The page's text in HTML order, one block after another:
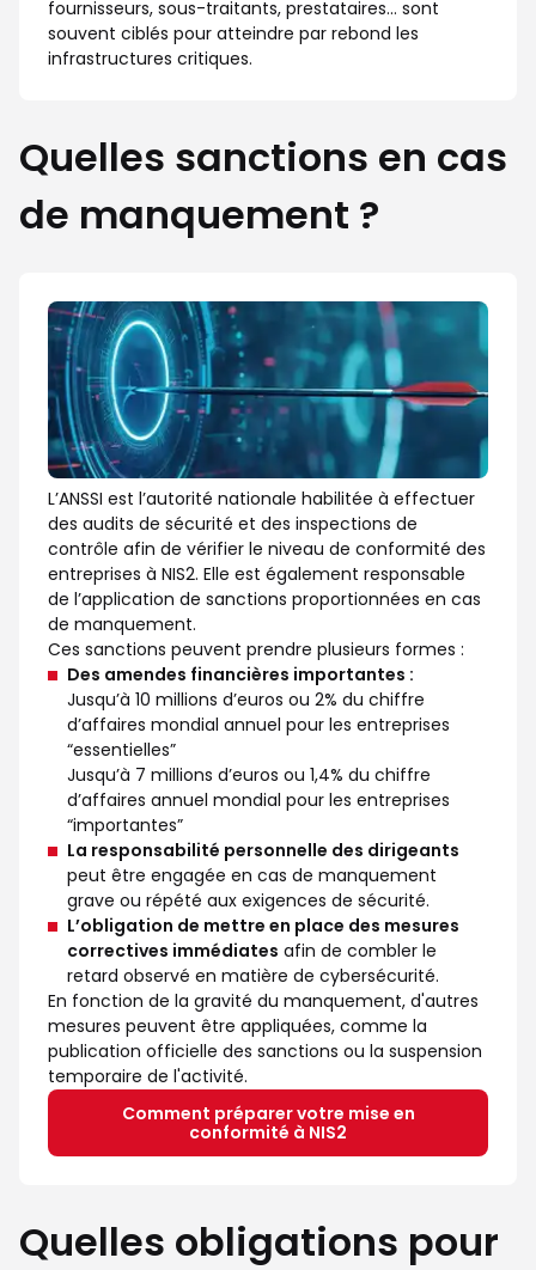
fournisseurs, sous-traitants, prestataires… sont
souvent ciblés pour atteindre par rebond les
infrastructures critiques.
Quelles sanctions en cas
de manquement ?
L’ANSSI est l’autorité nationale habilitée à effectuer
des audits de sécurité et des inspections de
contrôle afin de vérifier le niveau de conformité des
entreprises à NIS2. Elle est également responsable
de l’application de sanctions proportionnées en cas
de manquement.
Ces sanctions peuvent prendre plusieurs formes :
Des amendes financières importantes :
Jusqu’à 10 millions d’euros ou 2% du chiffre
d’affaires mondial annuel pour les entreprises
“essentielles”
Jusqu’à 7 millions d’euros ou 1,4% du chiffre
d’affaires annuel mondial pour les entreprises
“importantes”
La responsabilité personnelle des dirigeants
peut être engagée en cas de manquement
grave ou répété aux exigences de sécurité.
L’obligation de mettre en place des mesures
correctives immédiates afin de combler le
retard observé en matière de cybersécurité.
En fonction de la gravité du manquement, d'autres
mesures peuvent être appliquées, comme la
publication officielle des sanctions ou la suspension
temporaire de l'activité.
Comment préparer votre mise en
conformité à NIS2
Quelles obligations pour